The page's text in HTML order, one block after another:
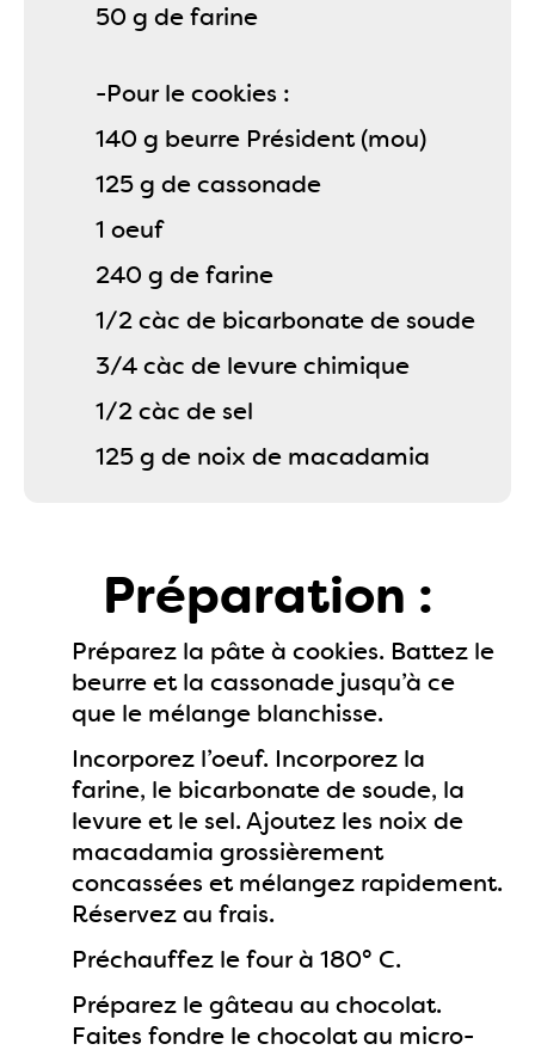
50 g de farine
-Pour le cookies :
140 g beurre Président (mou)
125 g de cassonade
1 oeuf
240 g de farine
1/2 càc de bicarbonate de soude
3/4 càc de levure chimique
1/2 càc de sel
125 g de noix de macadamia
Préparation :
Préparez la pâte à cookies. Battez le
beurre et la cassonade jusqu’à ce
que le mélange blanchisse.
Incorporez l’oeuf. Incorporez la
farine, le bicarbonate de soude, la
levure et le sel. Ajoutez les noix de
macadamia grossièrement
concassées et mélangez rapidement.
Réservez au frais.
Préchauffez le four à 180° C.
Préparez le gâteau au chocolat.
Faites fondre le chocolat au micro-